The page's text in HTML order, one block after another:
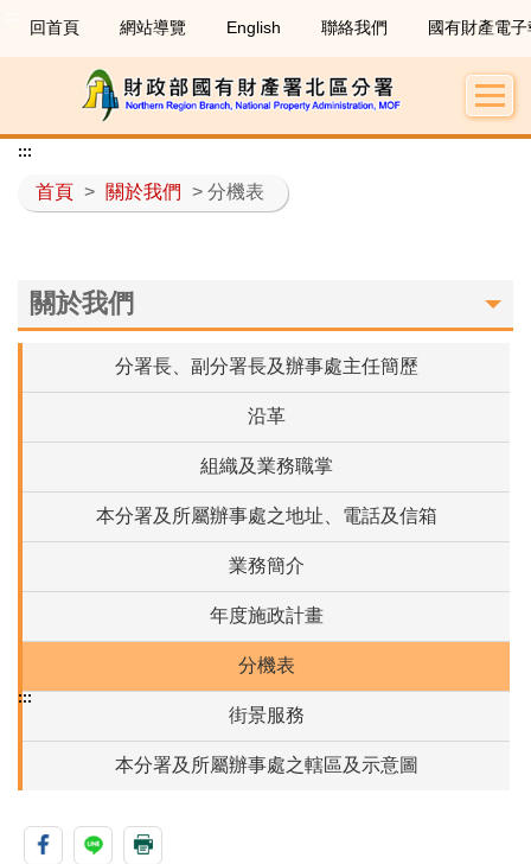
回首頁 網站導覽 English 聯絡我們 國有財產電子
首頁 > 關於我們 > 分機表
:::
關於我們
分署長、副分署長及辦事處主任簡歷
沿革
組織及業務職掌
本分署及所屬辦事處之地址、電話及信箱
業務簡介
年度施政計畫
分機表
街景服務
本分署及所屬辦事處之轄區及示意圖
:::